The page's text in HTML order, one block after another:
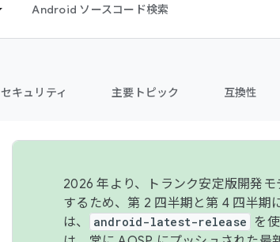
Android ソースコード検索
セキュリティ 主要トピック 互換性
2026 年より、トランク安定版開発
するため、第 2 四半期と第 4 四半期
は、
android-latest-release を